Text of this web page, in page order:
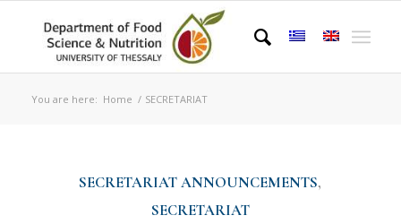
You are here: Home / SECRETARIAT
SECRETARIAT ANNOUNCEMENTS,
SECRETARIAT